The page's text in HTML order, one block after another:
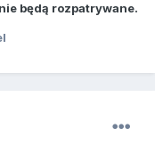
będą rozpatrywane.